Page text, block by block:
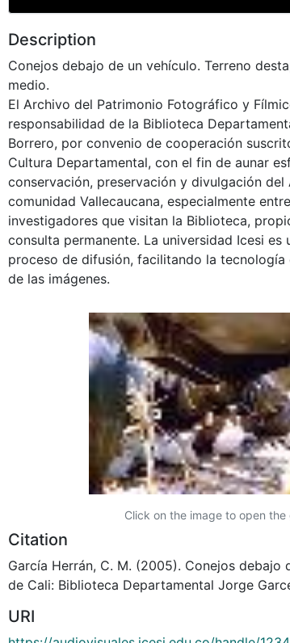
Description
Conejos debajo de un vehículo. Terreno
medio.
El Archivo del Patrimonio Fotográfico y
responsabilidad de la Biblioteca
Borrero, por convenio de cooperación
Cultura Departamental, con el fin de aunar
conservación, preservación y divulgación del
comunidad Vallecaucana, especialmente
investigadores que visitan la Biblioteca,
consulta permanente. La universidad Icesi es
proceso de difusión, facilitando la tecnología
de las imágenes.
Click on the image to open the
Citation
García Herrán, C. M. (2005). Conejos debajo
de Cali: Biblioteca Departamental Jorge
URI